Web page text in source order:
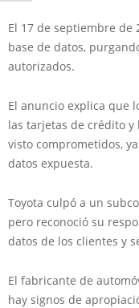
El 17 de septiembre de
base de datos,
autorizados.
El anuncio explica que
las tarjetas de crédito
visto comprometidos,
datos expuesta.
Toyota culpó a un
pero reconoció su
datos de los clientes y
El fabricante de
hay signos de